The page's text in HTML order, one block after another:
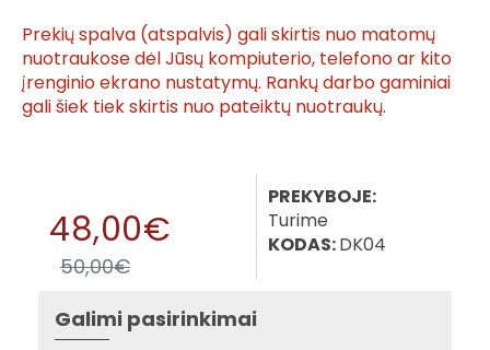
Prekių spalva (atspalvis) gali skirtis nuo matomų
nuotraukose dėl Jūsų kompiuterio, telefono ar kito
įrenginio ekrano nustatymų. Rankų darbo gaminiai
gali šiek tiek skirtis nuo pateiktų nuotraukų.
48,00€
50,00€
PREKYBOJE:
Turime
KODAS:DK04
Galimi pasirinkimai